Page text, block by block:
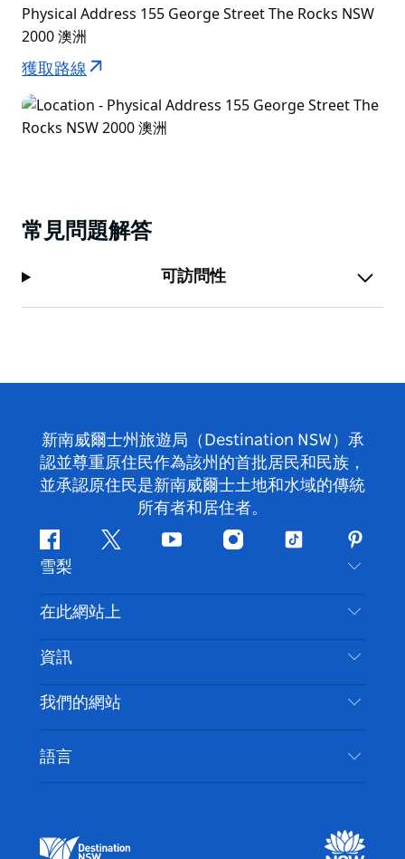
Physical Address 155 George Street The Rocks NSW
2000 澳洲
獲取路線
常見問題解答
可訪問性
新南威爾士州旅遊局（Destination NSW）承
認並尊重原住民作為該州的首批居民和民族，
並承認原住民是新南威爾士土地和水域的傳統
所有者和居住者。
Facebook嘰
喳
喳
Youtube Instagram
抖
雪梨
聯絡我們
免責聲明
隱私
Cookie 通知
在此網站上
目的地
要做的事情
新南威爾士州公路旅行
活動
住宿
資訊
旅行資訊
無障礙雪梨
列出您的業務
我們的網站
語言